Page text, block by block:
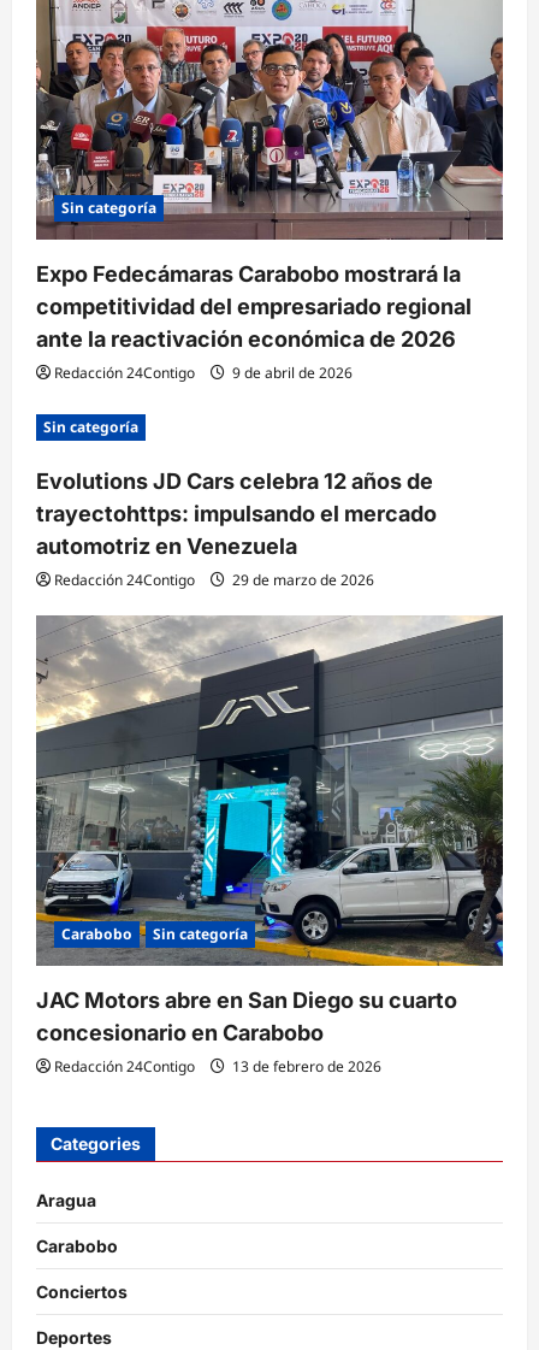
d
e
e
n
t
r
a
d
a
s
Sin categoría
Expo Fedecámaras Carabobo mostrará la
competitividad del empresariado regional
ante la reactivación económica de 2026
Redacción 24Contigo 9 de abril de 2026
Sin categoría
Evolutions JD Cars celebra 12 años de
trayectohttps: impulsando el mercado
automotriz en Venezuela
Redacción 24Contigo 29 de marzo de 2026
Carabobo Sin categoría
JAC Motors abre en San Diego su cuarto
concesionario en Carabobo
Redacción 24Contigo 13 de febrero de 2026
Categories
Aragua
Carabobo
Conciertos
Deportes